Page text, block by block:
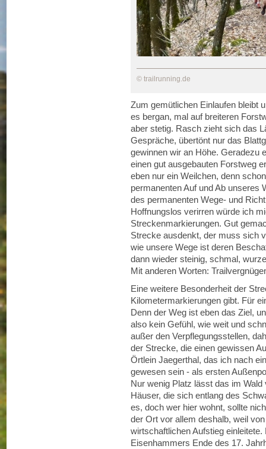
© trailrunning.de
Zum gemütlichen Einlaufen bleibt
es bergan, mal auf breiteren
aber stetig. Rasch zieht sich das
Gespräche, übertönt nur das
gewinnen wir an Höhe. Geradezu
einen gut ausgebauten Forstweg
eben nur ein Weilchen, denn
permanenten Auf und Ab unseres
des permanenten Wege- und
Hoffnungslos verirren würde ich
Streckenmarkierungen. Gut
Strecke ausdenkt, der muss sich
wie unsere Wege ist deren
dann wieder steinig, schmal,
Mit anderen Worten:
Eine weitere Besonderheit der
Kilometermarkierungen gibt. Für
Denn der Weg ist eben das Ziel,
also kein Gefühl, wie weit und
außer den Verpflegungsstellen,
der Strecke, die einen gewissen
Örtlein Jaegerthal, das ich nach
gewesen sein - als ersten
Nur wenig Platz lässt das im
Häuser, die sich entlang des
es, doch wer hier wohnt, sollte
der Ort vor allem deshalb, weil
wirtschaftlichen Aufstieg
Eisenhammers Ende des 17.